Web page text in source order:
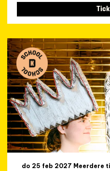
do 25 feb 2027 Meerdere